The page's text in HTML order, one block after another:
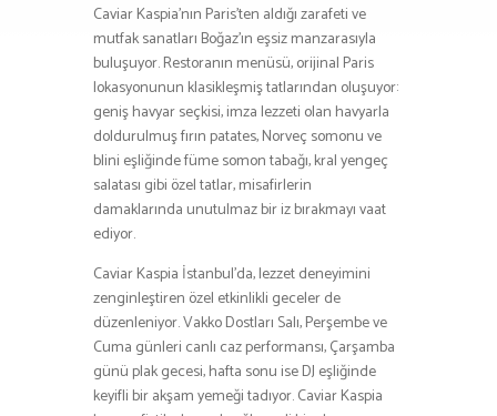
Caviar Kaspia’nın Paris’ten aldığı zarafeti ve
mutfak sanatları Boğaz’ın eşsiz manzarasıyla
buluşuyor. Restoranın menüsü, orijinal Paris
lokasyonunun klasikleşmiş tatlarından oluşuyor:
geniş havyar seçkisi, imza lezzeti olan havyarla
doldurulmuş fırın patates, Norveç somonu ve
blini eşliğinde füme somon tabağı, kral yengeç
salatası gibi özel tatlar, misafirlerin
damaklarında unutulmaz bir iz bırakmayı vaat
ediyor.
Caviar Kaspia İstanbul’da, lezzet deneyimini
zenginleştiren özel etkinlikli geceler de
düzenleniyor. Vakko Dostları Salı, Perşembe ve
Cuma günleri canlı caz performansı, Çarşamba
günü plak gecesi, hafta sonu ise DJ eşliğinde
keyifli bir akşam yemeği tadıyor. Caviar Kaspia